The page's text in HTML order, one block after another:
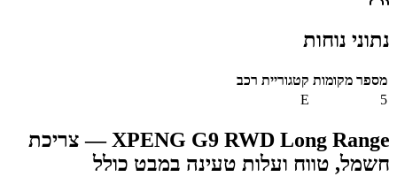
נתוני נוחות
מספר מקומות קטגוריית רכב
5
E
XPENG G9 RWD Long Range — צריכת
חשמל, טווח ועלות טעינה במבט כולל